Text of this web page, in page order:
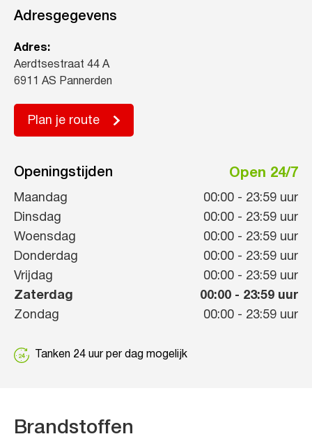
Adresgegevens
Adres:
Aerdtsestraat 44 A
6911 AS Pannerden
Plan je route
Openingstijden Open 24/7
Maandag 00:00 - 23:59 uur
Dinsdag
00:00 - 23:59 uur
Woensdag
00:00 - 23:59 uur
Donderdag
00:00 - 23:59 uur
Vrijdag
00:00 - 23:59 uur
Zaterdag
00:00 - 23:59 uur
Zondag
00:00 - 23:59 uur
Tanken 24 uur per dag mogelijk
Brandstoffen